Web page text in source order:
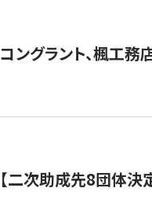
コングラント、楓工
【二次助成先8団体決